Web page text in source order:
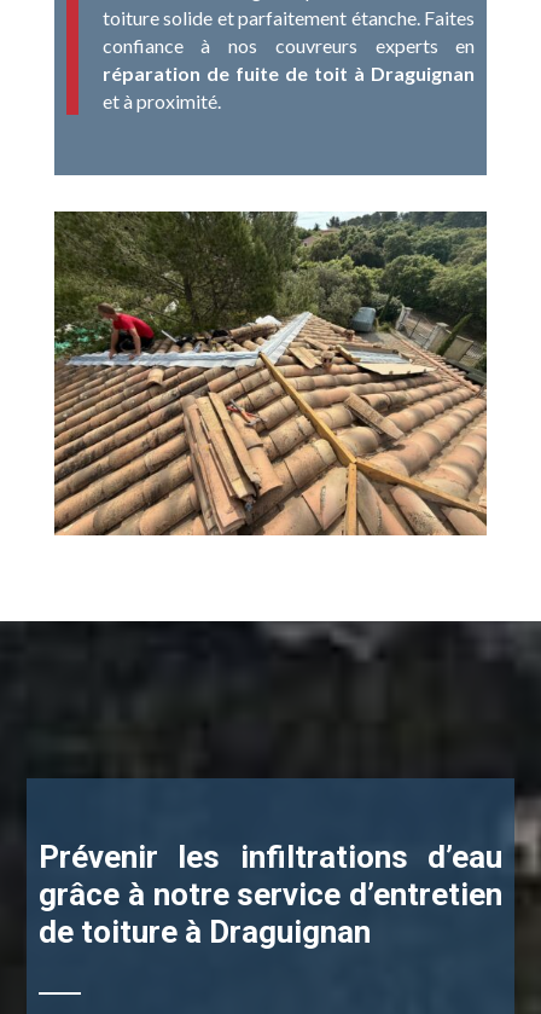
toiture solide et parfaitement étanche. Faites
confiance à nos couvreurs experts en
réparation de fuite de toit à Draguignan
et à proximité.
Prévenir les infiltrations d’eau
grâce à notre service d’entretien
de toiture à Draguignan